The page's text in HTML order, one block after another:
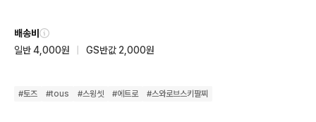
배송비
일반 4,000원
GS반값 2,000원
#토즈 #tous #스윙셋 #에트로 #스와로브스키팔찌